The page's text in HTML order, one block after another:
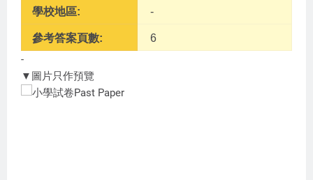
學校地區: -
參考答案頁數: 6
-
▼圖片只作預覽